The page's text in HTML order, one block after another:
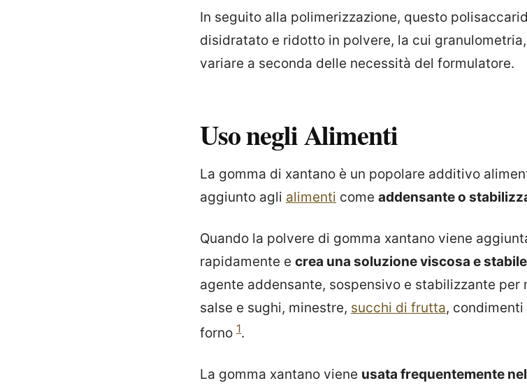
In seguito alla polimerizzazione, questo
disidratato e ridotto in polvere, la cui
variare a seconda delle necessità del formulatore.
Uso negli Alimenti
La gomma di xantano è un popolare additivo
aggiunto agli alimenti come addensante o
Quando la polvere di gomma xantano viene
rapidamente e crea una soluzione viscosa e stabile
agente addensante, sospensivo e stabilizzante
salse e sughi, minestre, succhi di frutta,
forno 1.
La gomma xantano viene usata frequentemente